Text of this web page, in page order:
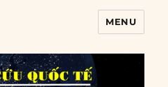
MENU